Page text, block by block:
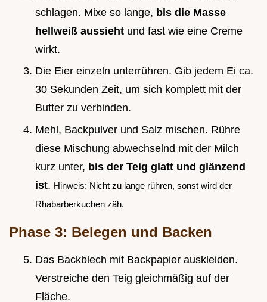
schlagen. Mixe so lange, bis die Masse
hellweiß aussieht und fast wie eine Creme
wirkt.
Die Eier einzeln unterrühren. Gib jedem Ei ca.
30 Sekunden Zeit, um sich komplett mit der
Butter zu verbinden.
Mehl, Backpulver und Salz mischen. Rühre
diese Mischung abwechselnd mit der Milch
kurz unter, bis der Teig glatt und glänzend
ist. Hinweis: Nicht zu lange rühren, sonst wird der
Rhabarberkuchen zäh.
Phase 3: Belegen und Backen
Das Backblech mit Backpapier auskleiden.
Verstreiche den Teig gleichmäßig auf der
Fläche.